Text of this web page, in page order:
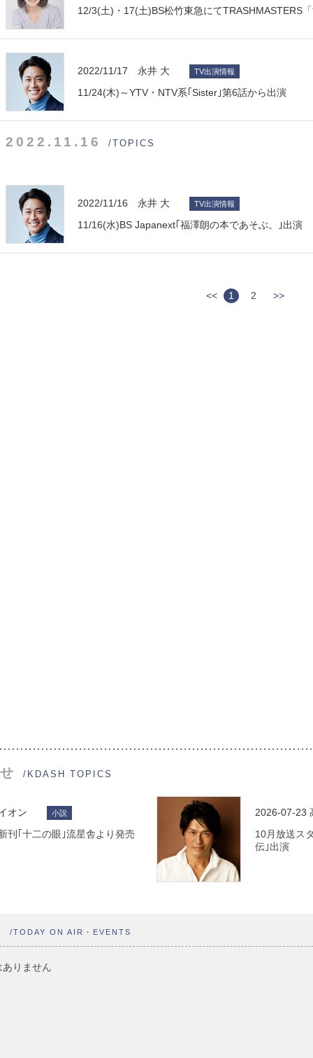
12/3(土)・17(土)BS松竹東急にてTRASHMASTERS
2022/11/17 永井 大 TV出演情報
11/24(木)～YTV・NTV系｢Sister｣第6話から出演
2022.11.16 /TOPICS
2022/11/16 永井 大 TV出演情報
11/16(水)BS Japanext｢福澤朗の本であそぶ。｣出演
<< 1 2 >>
/KDASH TOPICS
オン 小説
刊｢十二の眼｣流星舎より発売
2026-07-23
10月放送ス
伝｣出演
/TODAY ON AIR・EVENTS
りません